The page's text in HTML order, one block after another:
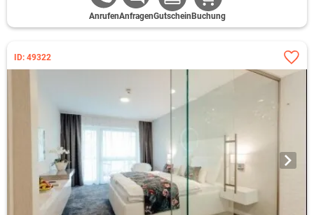
AnrufenAnfragenGutschein Buchung
ID: 49322